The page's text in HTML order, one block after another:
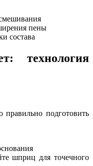
пены
состава
технология
правильно подготовить
шприц для точечного